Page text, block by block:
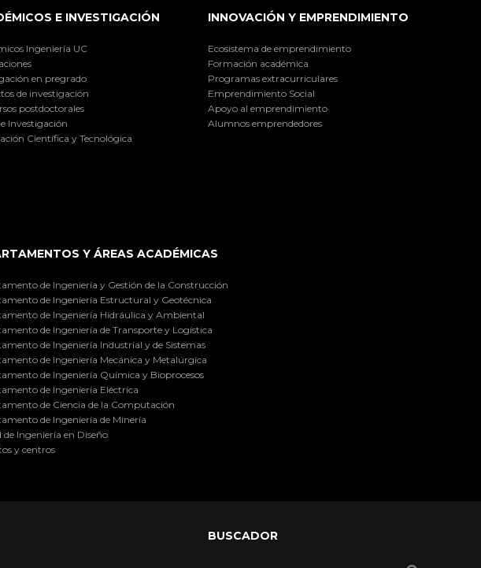
E INVESTIGACIÓN
Ingeniería UC
en pregrado
de investigación
postdoctorales
Investigación
Científica y Tecnológica
INNOVACIÓN Y EMPRENDIMIENTO
Ecosistema de emprendimiento
Formación académica
Programas extracurriculares
Emprendimiento Social
Apoyo al emprendimiento
Alumnos emprendedores
Y ÁREAS ACADÉMICAS
de Ingeniería y Gestión de la Construcción
de Ingeniería Estructural y Geotécnica
de Ingeniería Hidráulica y Ambiental
de Ingeniería de Transporte y Logística
de Ingeniería Industrial y de Sistemas
de Ingeniería Mecánica y Metalúrgica
de Ingeniería Química y Bioprocesos
de Ingeniería Eléctrica
de Ciencia de la Computación
de Ingeniería de Minería
de Ingeniería en Diseño
y centros
BUSCADOR